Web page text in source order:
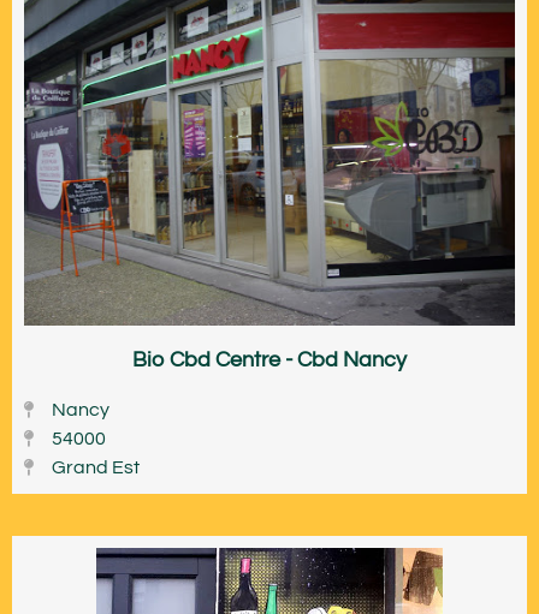
Bio Cbd Centre - Cbd Nancy
Nancy
54000
Grand Est